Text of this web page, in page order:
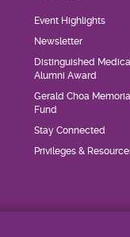
Event Highlights
Newsletter
Distinguished
Alumni Award
Gerald Choa
Fund
Stay Connected
Privileges &